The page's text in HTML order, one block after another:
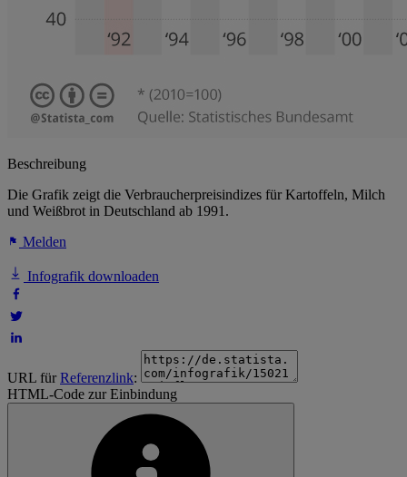
Beschreibung
Die Grafik zeigt die Verbraucherpreisindizes für Kartoffeln, Milch
und Weißbrot in Deutschland ab 1991.
Melden
Infografik downloaden
URL fürReferenzlink:
HTML-Code zur Einbindung